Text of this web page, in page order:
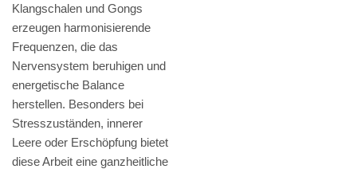
Klangschalen und Gongs
erzeugen harmonisierende
Frequenzen, die das
Nervensystem beruhigen und
energetische Balance
herstellen. Besonders bei
Stresszuständen, innerer
Leere oder Erschöpfung bietet
diese Arbeit eine ganzheitliche